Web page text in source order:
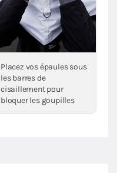
Placez vos épaules sous
les barres de
cisaillement pour
bloquer les goupilles